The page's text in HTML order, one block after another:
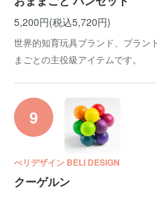
5,200円(税込5,720円)
世界的知育玩具ブランド、プラン
まごとの主役級アイテムです。
9
べリデザイン BELI DESIGN
クーゲルン